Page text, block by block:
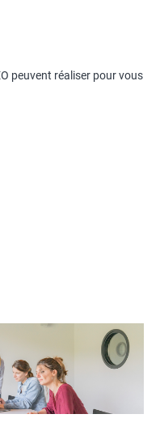
peuvent réaliser pour vous